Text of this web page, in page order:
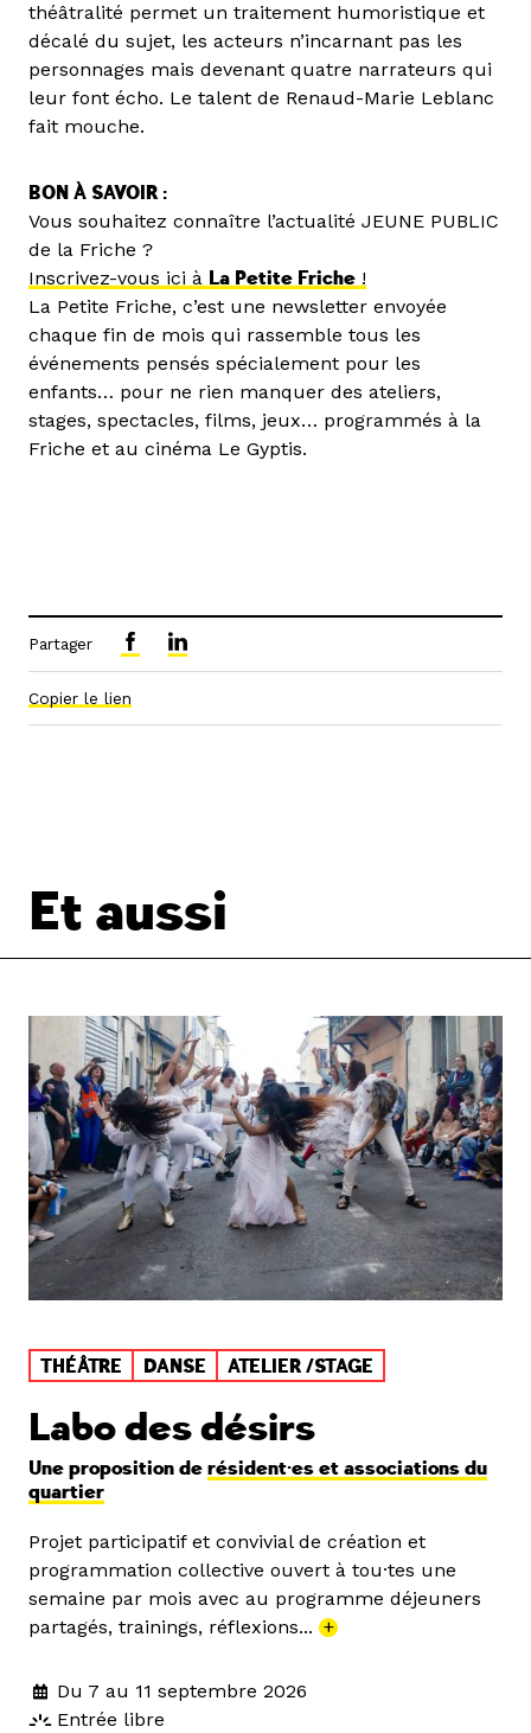
théâtralité permet un traitement humoristique et
décalé du sujet, les acteurs n’incarnant pas les
personnages mais devenant quatre narrateurs qui
leur font écho. Le talent de Renaud-Marie Leblanc
fait mouche.
BON À SAVOIR :
Vous souhaitez connaître l’actualité JEUNE PUBLIC
de la Friche ?
Inscrivez-vous ici à La Petite Friche !
La Petite Friche, c’est une newsletter envoyée
chaque fin de mois qui rassemble tous les
événements pensés spécialement pour les
enfants… pour ne rien manquer des ateliers,
stages, spectacles, films, jeux… programmés à la
Friche et au cinéma Le Gyptis.
Partager
Copier le lien
Et aussi
THÉÂTRE DANSE ATELIER /STAGE
Labo des désirs
Une proposition de résident·es et associations du
quartier
Projet participatif et convivial de création et
programmation collective ouvert à tou·tes une
semaine par mois avec au programme déjeuners
partagés, trainings, réflexions... +
Du 7 au 11 septembre 2026
Entrée libre